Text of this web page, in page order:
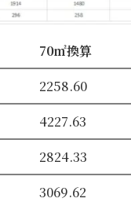
70㎡換算
2258.60
4227.63
2824.33
3069.62